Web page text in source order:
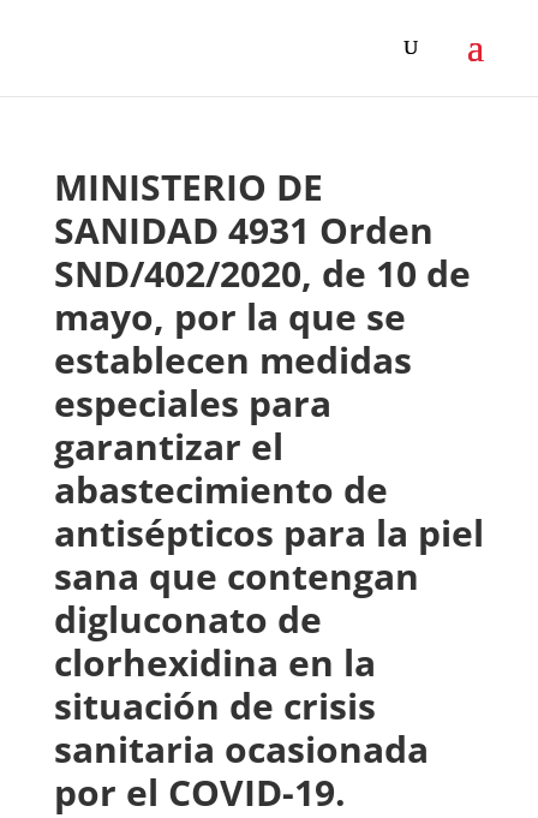
MINISTERIO DE
SANIDAD 4931 Orden
SND/402/2020, de 10 de
mayo, por la que se
establecen medidas
especiales para
garantizar el
abastecimiento de
antisépticos para la piel
sana que contengan
digluconato de
clorhexidina en la
situación de crisis
sanitaria ocasionada
por el COVID-19.